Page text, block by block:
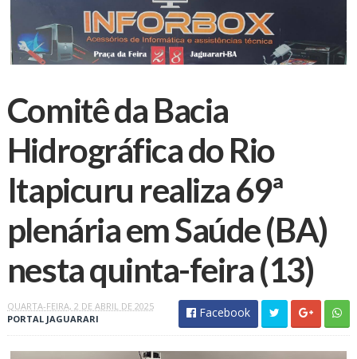
Comitê da Bacia
Hidrográfica do Rio
Itapicuru realiza 69ª
plenária em Saúde (BA)
nesta quinta-feira (13)
QUARTA-FEIRA, 2 DE ABRIL DE 2025
PORTAL JAGUARARI
Facebook